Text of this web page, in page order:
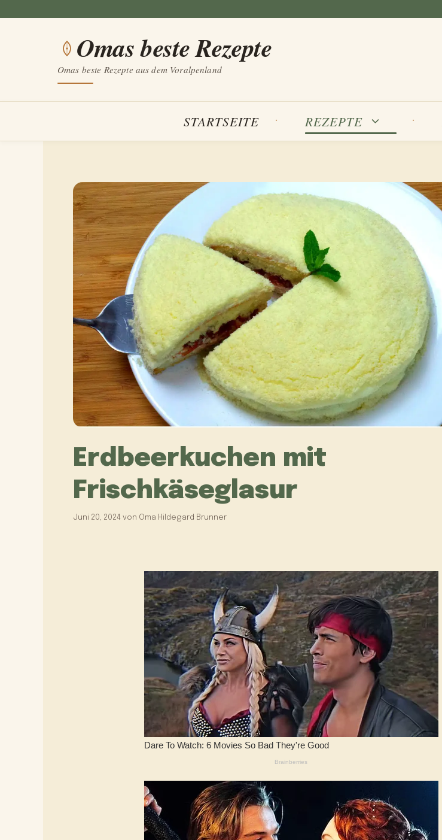
Omas beste Rezepte
Omas beste Rezepte aus dem Voralpenland
STARTSEITE REZEPTE
Erdbeerkuchen mit
Frischkäseglasur
Juni 20, 2024 von Oma Hildegard Brunner